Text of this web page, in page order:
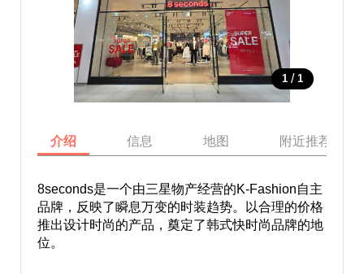
1 / 1
介绍 信息 地图 附近推荐景点
8seconds是一个由三星物产经营的K-Fashion自主
品牌，反映了瞬息万变的时装趋势。以合理的价格
推出设计时尚的产品，奠定了韩式快时尚品牌的地
位。